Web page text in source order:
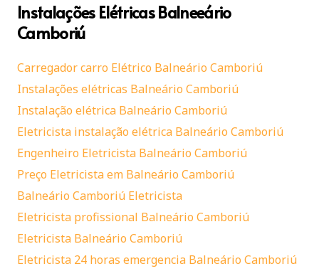
Instalações Elétricas Balneeário
Camboriú
Carregador carro Elétrico Balneário Camboriú
Instalações elétricas Balneário Camboriú
Instalação elétrica Balneário Camboriú
Eletricista instalação elétrica Balneário Camboriú
Engenheiro Eletricista Balneário Camboriú
Preço Eletricista em Balneário Camboriú
Balneário Camboriú Eletricista
Eletricista profissional Balneário Camboriú
Eletricista Balneário Camboriú
Eletricista 24 horas emergencia Balneário Camboriú